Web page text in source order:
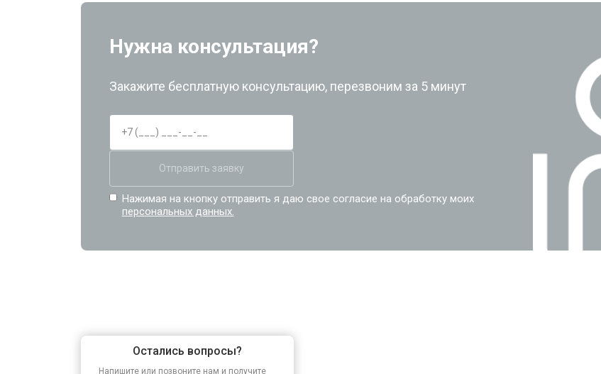
Нужна консультация?
Закажите бесплатную консультацию, перезвоним за 5 минут
Отправить заявку
Нажимая на кнопку отправить я даю свое согласие на обработку моих
персональных данных.
Остались вопросы?
Напишите или позвоните нам и получите